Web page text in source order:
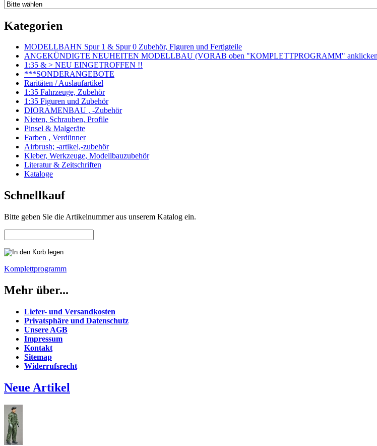
Kategorien
MODELLBAHN Spur 1 & Spur 0 Zubehör, Figuren und Fertigteile
ANGEKÜNDIGTE NEUHEITEN MODELLBAU (VORAB oben "KOMPLETTPROGRAMM"
1:35 & > NEU EINGETROFFEN !!
***SONDERANGEBOTE
Raritäten / Auslaufartikel
1:35 Fahrzeuge, Zubehör
1:35 Figuren und Zubehör
DIORAMENBAU , -Zubehör
Nieten, Schrauben, Profile
Pinsel & Malgeräte
Farben , Verdünner
Airbrush; -artikel,-zubehör
Kleber, Werkzeuge, Modellbauzubehör
Literatur & Zeitschriften
Kataloge
Schnellkauf
Bitte geben Sie die Artikelnummer aus unserem Katalog ein.
Komplettprogramm
Mehr über...
Liefer- und Versandkosten
Privatsphäre und Datenschutz
Unsere AGB
Impressum
Kontakt
Sitemap
Widerrufsrecht
Neue Artikel